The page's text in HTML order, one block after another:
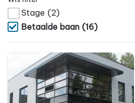
Stage (2)
Betaalde baan (16)